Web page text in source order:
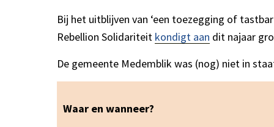
Bij het uitblijven van ‘een toezegging of
Rebellion Solidariteit kondigt aan dit najaar
De gemeente Medemblik was (nog) niet in
Waar en wanneer?